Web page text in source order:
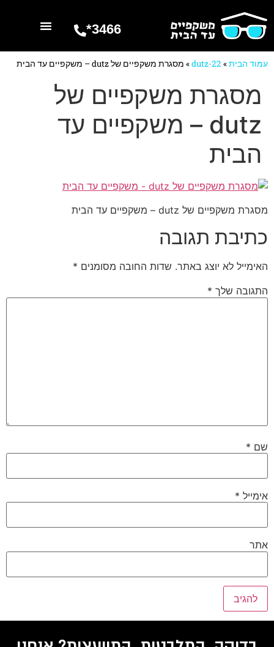
3466*
עמוד הבית»
dutz-22
» מסגרת משקפיים של dutz – משקפיים עד הבית
מסגרת משקפיים של
dutz – משקפיים עד
הבית
מסגרת משקפיים של dutz – משקפיים עד הבית
כתיבת תגובה
האימייל לא יוצג באתר. שדות החובה מסומנים *
התגובה שלך *
שם *
אימייל *
אתר